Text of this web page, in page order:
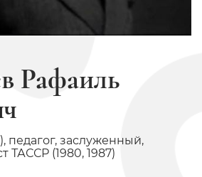
Рафаиль
педагог, заслуженный,
ТАССР (1980, 1987)